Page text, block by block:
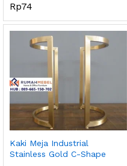
Rp74
Kaki Meja Industrial
Stainless Gold C-Shape